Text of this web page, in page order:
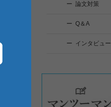
論文対策
Q＆A
インタビュー